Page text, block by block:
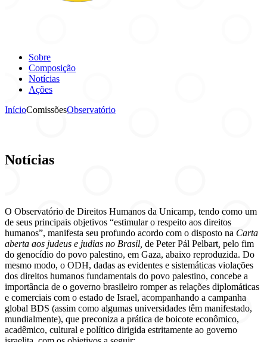
Sobre
Composição
Notícias
Ações
InícioComissõesObservatório
Notícias
O Observatório de Direitos Humanos da Unicamp, tendo como um
de seus principais objetivos “estimular o respeito aos direitos
humanos”, manifesta seu profundo acordo com o disposto na Carta
aberta aos judeus e judias no Brasil, de Peter Pál Pelbart pelo fim
do genocídio do povo palestino, em Gaza, abaixo reproduzida. Do
mesmo modo, o ODH, dadas as evidentes e sistemáticas violações
dos direitos humanos fundamentais do povo palestino, concebe a
importância de o governo brasileiro romper as relações diplomáticas
e comerciais com o estado de Israel, acompanhando a campanha
global BDS (assim como algumas universidades têm manifestado,
mundialmente), que preconiza a prática de boicote econômico,
acadêmico, cultural e político dirigida estritamente ao governo